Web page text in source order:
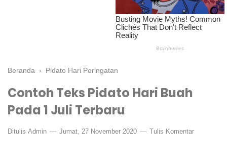
Beranda › Pidato Hari Peringatan
Contoh Teks Pidato Hari Buah
Pada 1 Juli Terbaru
Ditulis Admin Jumat, 27 November 2020 Tulis Komentar